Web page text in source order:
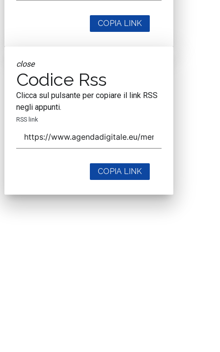
COPIA LINK
close
Codice Rss
Clicca sul pulsante per copiare il link RSS
negli appunti.
RSS link
COPIA LINK